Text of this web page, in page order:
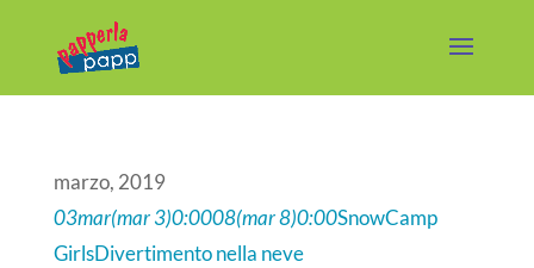
marzo, 2019
03mar(mar 3)0:0008(mar 8)0:00SnowCamp
GirlsDivertimento nella neve